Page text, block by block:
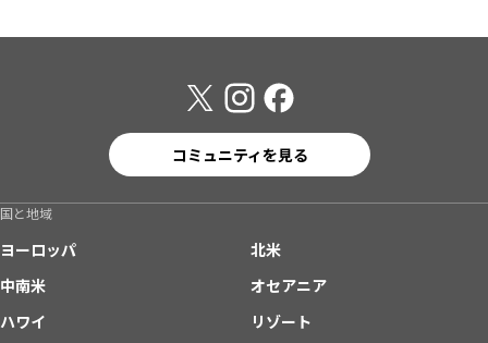
コミュニティを見る
国と地域
ヨーロッパ
北米
中南米
オセアニア
ハワイ
リゾート